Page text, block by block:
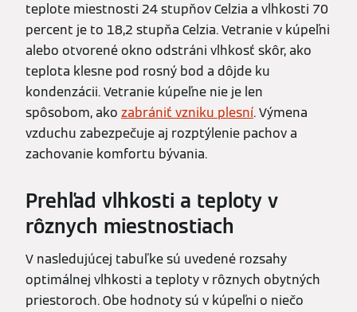
teplote miestnosti 24 stupňov Celzia a vlhkosti 70
percent je to 18,2 stupňa Celzia. Vetranie v kúpeľni
alebo otvorené okno odstráni vlhkosť skôr, ako
teplota klesne pod rosný bod a dôjde ku
kondenzácii. Vetranie kúpeľne nie je len
spôsobom, ako zabrániť vzniku plesní. Výmena
vzduchu zabezpečuje aj rozptýlenie pachov a
zachovanie komfortu bývania.
Prehľad vlhkosti a teploty v
rôznych miestnostiach
V nasledujúcej tabuľke sú uvedené rozsahy
optimálnej vlhkosti a teploty v rôznych obytných
priestoroch. Obe hodnoty sú v kúpeľni o niečo